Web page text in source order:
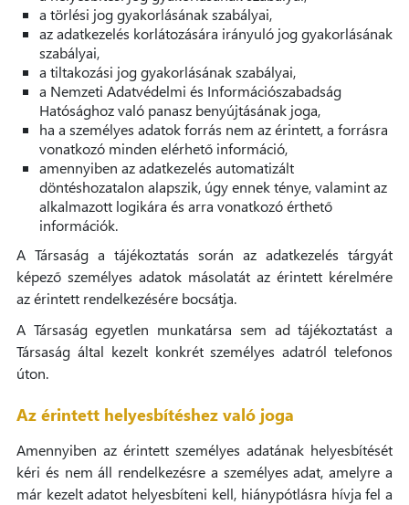
a törlési jog gyakorlásának szabályai,
az adatkezelés korlátozására irányuló jog gyakorlásának
szabályai,
a tiltakozási jog gyakorlásának szabályai,
a Nemzeti Adatvédelmi és Információszabadság
Hatósághoz való panasz benyújtásának joga,
ha a személyes adatok forrás nem az érintett, a forrásra
vonatkozó minden elérhető információ,
amennyiben az adatkezelés automatizált
döntéshozatalon alapszik, úgy ennek ténye, valamint az
alkalmazott logikára és arra vonatkozó érthető
információk.
A Társaság a tájékoztatás során az adatkezelés tárgyát
képező személyes adatok másolatát az érintett kérelmére
az érintett rendelkezésére bocsátja.
A Társaság egyetlen munkatársa sem ad tájékoztatást a
Társaság által kezelt konkrét személyes adatról telefonos
úton.
Az érintett helyesbítéshez való joga
Amennyiben az érintett személyes adatának helyesbítését
kéri és nem áll rendelkezésre a személyes adat, amelyre a
már kezelt adatot helyesbíteni kell, hiánypótlásra hívja fel a